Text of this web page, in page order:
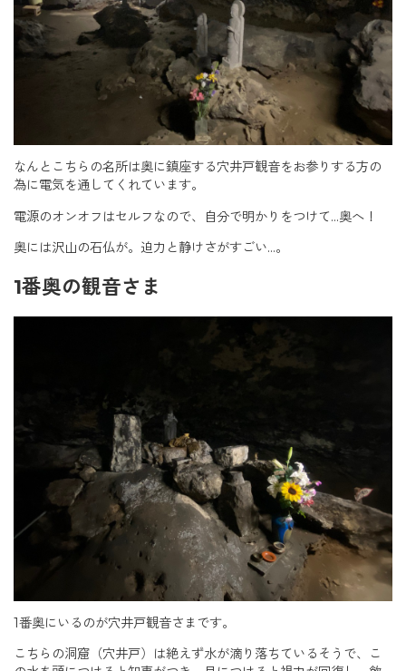
なんとこちらの名所は奥に鎮座する穴井戸観音をお参りする方の
為に電気を通してくれています。
電源のオンオフはセルフなので、自分で明かりをつけて…奥へ！
奥には沢山の石仏が。迫力と静けさがすごい…。
1番奥の観音さま
1番奥にいるのが穴井戸観音さまです。
こちらの洞窟（穴井戸）は絶えず水が滴り落ちているそうで、こ